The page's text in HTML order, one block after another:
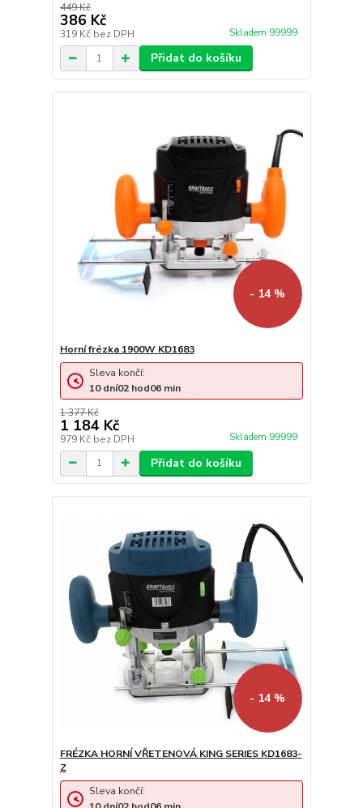
449 Kč
386 Kč
319 Kč bez DPH Skladem 99999
Přidat do košíku
- 14 %
Horní frézka 1900W KD1683
1 377 Kč
1 184 Kč
979 Kč bez DPH Skladem 99999
Sleva končí:
10 dní02 hod06 min
Přidat do košíku
- 14 %
FRÉZKA HORNÍ VŘETENOVÁ KING SERIES KD1683-
Z
Sleva končí: